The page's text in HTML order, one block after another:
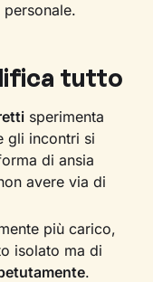
tutto
sperimenta
gli incontri si
di ansia
avere via di
più carico,
isolato ma di
.